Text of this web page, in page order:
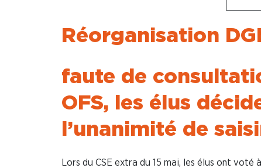
Réorganisation
faute de
OFS, les élus
l’unanimité de
Lors du CSE extra du 15 mai, les élus ont voté